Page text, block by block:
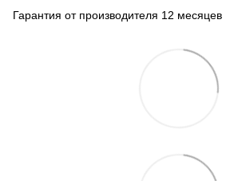
Гарантия от производителя 12 месяцев